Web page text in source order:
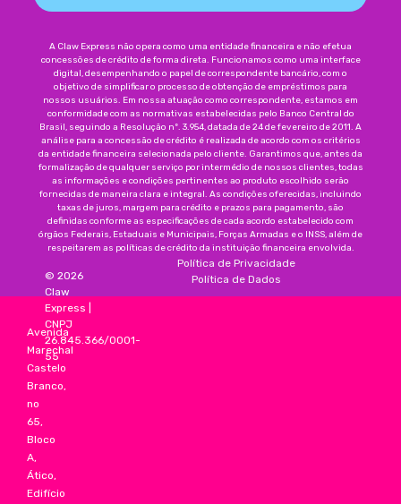
A Claw Express não opera como uma entidade financeira e não efetua
concessões de crédito de forma direta. Funcionamos como uma interface
digital, desempenhando o papel de correspondente bancário, com o
objetivo de simplificar o processo de obtenção de empréstimos para
nossos usuários. Em nossa atuação como correspondente, estamos em
conformidade com as normativas estabelecidas pelo Banco Central do
Brasil, seguindo a Resolução nº. 3.954, datada de 24 de fevereiro de 2011. A
análise para a concessão de crédito é realizada de acordo com os critérios
da entidade financeira selecionada pelo cliente. Garantimos que, antes da
formalização de qualquer serviço por intermédio de nossos clientes, todas
as informações e condições pertinentes ao produto escolhido serão
fornecidas de maneira clara e integral. As condições oferecidas, incluindo
taxas de juros, margem para crédito e prazos para pagamento, são
definidas conforme as especificações de cada acordo estabelecido com
órgãos Federais, Estaduais e Municipais, Forças Armadas e o INSS, além de
respeitarem as políticas de crédito da instituição financeira envolvida.
Avenida
Marechal
Castelo
Branco,
no
65,
Bloco
A,
Ático,
Edifício
© 2026
Claw
Express
CNPJ
26.845.366/0001-
55
Política de Privacidade
Política de Dados